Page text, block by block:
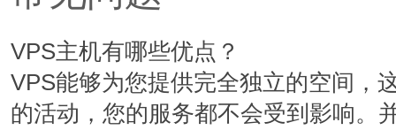
1
VPS主机有哪些优点？
VPS能够为您提供完全独立的空间，
的活动，您的服务都不会受到影响。